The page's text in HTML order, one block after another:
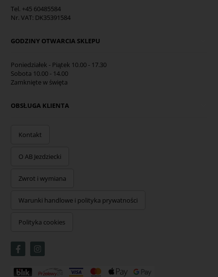
Tel. +45 60485584
Nr. VAT: DK35391584
GODZINY OTWARCIA SKLEPU
Poniedziałek - Piątek 10.00 - 17.30
Sobota 10.00 - 14.00
Zamknięte w święta
OBSŁUGA KLIENTA
Kontakt
O AB Jezdziecki
Zwrot i wymiana
Warunki handlowe i polityka prywatności
Polityka cookies